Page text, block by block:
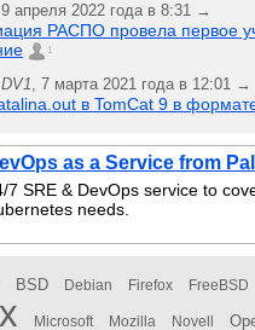
9 апреля 2022 года в 8:31 →
РАСПО провела первое
1
, 7 марта 2021 года в 12:01 →
в TomCat 9 в
as a Service from
7 SRE & DevOps service to
needs.
BSD Debian Firefox FreeBSD
Microsoft Mozilla Novell